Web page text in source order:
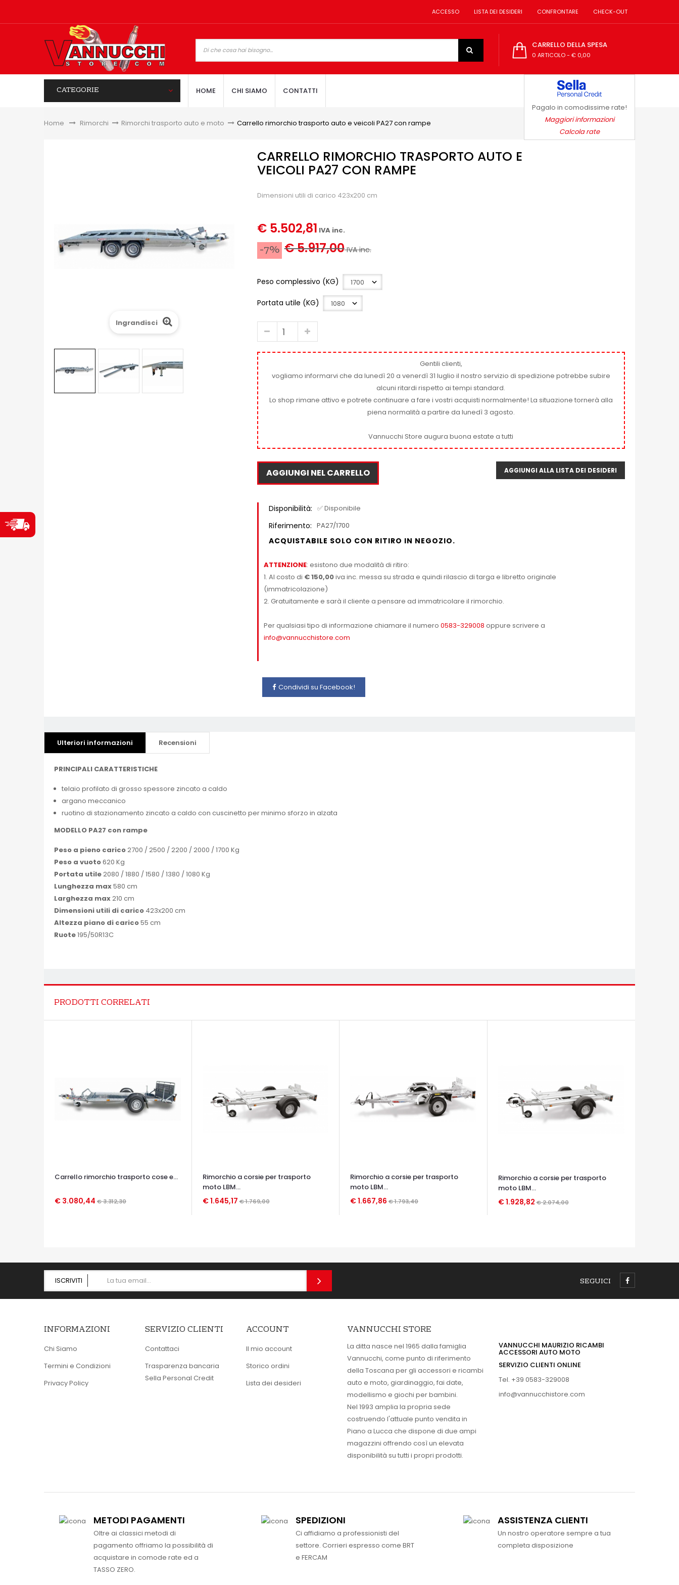
ACCESSO LISTA DEI DESIDERI CONFRONTARE CHECK-OUT
CARRELLO DELLA SPESA
0 ARTICOLO- € 0,00
CATEGORIE HOME CHI SIAMO CONTATTI
Home &gt;Rimorchi > Rimorchi trasporto auto e moto > Carrello rimorchio trasporto auto e veicoli PA27 con rampe
Ingrandisci
CARRELLO RIMORCHIO TRASPORTO AUTO E
VEICOLI PA27 CON RAMPE
Pagalo in comodissime rate!
Maggiori informazioni
Calcola rate
Dimensioni utili di carico 423x200 cm
€ 5.502,81 IVA inc.
-7% € 5.917,00IVA inc.
Peso complessivo (KG)
Portata utile (KG)
Gentili clienti,
vogliamo informarvi che da lunedì 20 a venerdì 31 luglio il nostro servizio di spedizione potrebbe subire
alcuni ritardi rispetto ai tempi standard.
Lo shop rimane attivo e potrete continuare a fare i vostri acquisti normalmente! La situazione tornerà alla
piena normalità a partire da lunedì 3 agosto.
Vannucchi Store augura buona estate a tutti
AGGIUNGI NEL CARRELLO AGGIUNGI ALLA LISTA DEI DESIDERI
Disponibilità: ✅ Disponibile
Riferimento: PA27/1700
ACQUISTABILE SOLO CON RITIRO IN NEGOZIO.
ATTENZIONE: esistono due modalità di ritiro:
1. Al costo di € 150,00iva inc. messa su strada e quindi rilascio di targa e libretto originale
(immatricolazione)
2. Gratuitamente e sarà il cliente a pensare ad immatricolare il rimorchio.
Per qualsiasi tipo di informazione chiamare il numero 0583-329008 oppure scrivere a
info@vannucchistore.com
Condividi su Facebook!
Ulteriori informazioni Recensioni
PRINCIPALI CARATTERISTICHE
telaio profilato di grosso spessore zincato a caldo
argano meccanico
ruotino di stazionamento zincato a caldo con cuscinetto per minimo sforzo in alzata
MODELLO PA27 con rampe
Peso a pieno carico2700 / 2500 / 2200 / 2000 / 1700 Kg
Peso a vuoto620 Kg
Portata utile2080 / 1880 / 1580 / 1380 / 1080 Kg
Lunghezza max580 cm
Larghezza max210 cm
Dimensioni utili di carico 423x200 cm
Altezza piano di carico55 cm
Ruote195/50R13C
PRODOTTI CORRELATI
Carrello rimorchio trasporto cose e...
€ 3.080,44 € 3.312,30
Rimorchio a corsie per trasporto
moto LBM...
€ 1.645,17€ 1.769,00
Rimorchio a corsie per trasporto
moto LBM...
€ 1.667,86 € 1.793,40
Rimorchio a corsie per trasporto
moto LBM...
€ 1.928,82€ 2.074,00
ISCRIVITI SEGUICI
INFORMAZIONI
Chi Siamo
Termini e Condizioni
Privacy Policy
SERVIZIO CLIENTI
Contattaci
Trasparenza bancaria
Sella Personal Credit
ACCOUNT
Il mio account
Storico ordini
Lista dei desideri
VANNUCCHI STORE
La ditta nasce nel 1965 dalla famiglia
Vannucchi, come punto di riferimento
della Toscana per gli accessori e ricambi
auto e moto, giardinaggio, fai date,
modellismo e giochi per bambini.
Nel 1993 amplia la propria sede
costruendo l'attuale punto vendita in
Piano a Lucca che dispone di due ampi
magazzini offrendo così un elevata
disponibilità su tutti i propri prodotti.
VANNUCCHI MAURIZIO RICAMBI
ACCESSORI AUTO MOTO
SERVIZIO CLIENTI ONLINE
Tel. +39 0583-329008
info@vannucchistore.com
METODI PAGAMENTI
Oltre ai classici metodi di
pagamento offriamo la possibilità di
acquistare in comode rate ed a
TASSO ZERO.
SPEDIZIONI
Ci affidiamo a professionisti del
settore. Corrieri espresso come BRT
e FERCAM
ASSISTENZA CLIENTI
Un nostro operatore sempre a tua
completa disposizione